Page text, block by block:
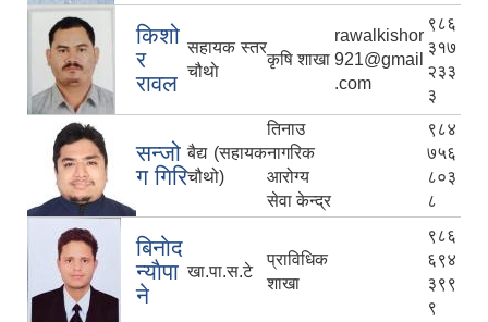
किशो
र
रावल
सहायक स्तर
चौथाे
कृषि शाखा
rawalkishor
921@gmail
.com
९८६
३१७
२३३
३
सन्जो
ग गिरि
बैद्य (सहायक
चौथो)
तिनाउ
नागरिक
आरोग्य
सेवा केन्द्र
९८४
७५६
८०३
८
बिनाेद
न्याैपा
ने
खा.पा.स.टे
प्राविधिक
शाखा
९८६
६९४
३९९
९